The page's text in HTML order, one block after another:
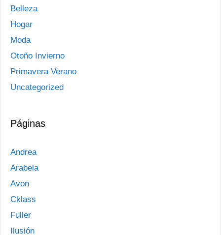
Belleza
Hogar
Moda
Otoño Invierno
Primavera Verano
Uncategorized
Páginas
Andrea
Arabela
Avon
Cklass
Fuller
Ilusión